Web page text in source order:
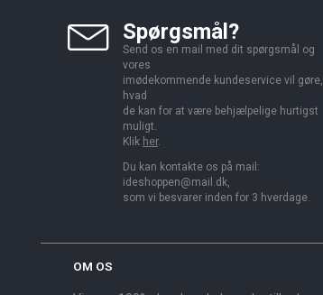
Spørgsmål?
Send os en mail med dit spørgsmål og
vores
imødekommende kundeservice vil gøre,
hvad
de kan for at være behjælpelige hurtigst
muligt.
Klik her.
Du kan kontakte os på mail:
ideshoppen@mail.dk,
som vi besvarer inden for 3 hverdage.
OM OS